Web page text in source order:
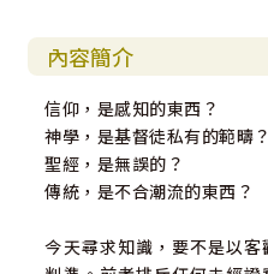
內容簡介
信仰，是感知的東西？
神學，是基督徒私有的範疇？
聖經，是無誤的？
傳統，是不合潮流的東西？
今天尋求知識，要不是以